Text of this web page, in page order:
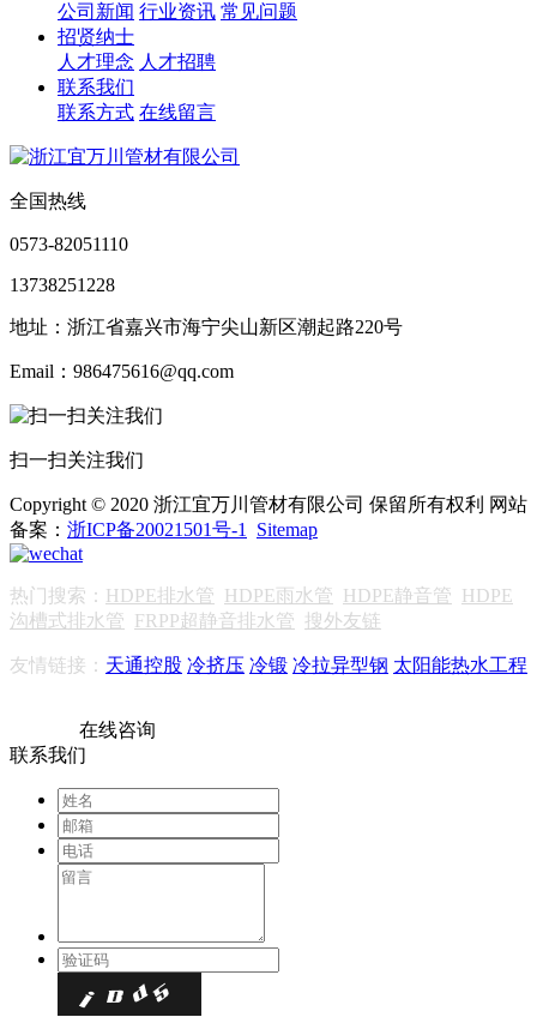
公司新闻 行业资讯 常见问题
招贤纳士
人才理念 人才招聘
联系我们
联系方式 在线留言
全国热线
0573-82051110
13738251228
地址：浙江省嘉兴市海宁尖山新区潮起路220号
Email：986475616@qq.com
扫一扫关注我们
Copyright © 2020 浙江宜万川管材有限公司 保留所有权利 网站
备案： 浙ICP备20021501号-1 Sitemap
热门搜索： HDPE排水管 HDPE雨水管 HDPE静音管 HDPE
沟槽式排水管 FRPP超静音排水管 搜外友链
友情链接： 天通控股 冷挤压 冷锻 冷拉异型钢 太阳能热水工程
在线咨询
联系我们